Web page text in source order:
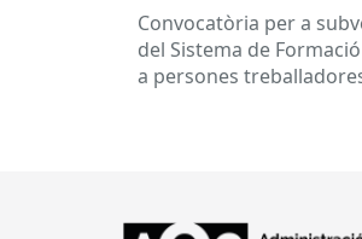
persones
Convocatòria per a
del Sistema de
a persones